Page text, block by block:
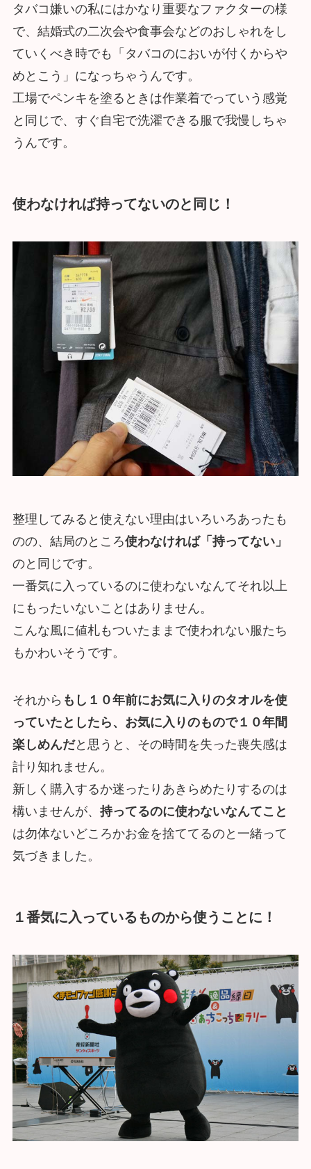
タバコ嫌いの私にはかなり重要なファクターの様
で、結婚式の二次会や食事会などのおしゃれをし
ていくべき時でも「タバコのにおいが付くからや
めとこう」になっちゃうんです。
工場でペンキを塗るときは作業着でっていう感覚
と同じで、すぐ自宅で洗濯できる服で我慢しちゃ
うんです。
使わなければ持ってないのと同じ！
整理してみると使えない理由はいろいろあったも
のの、結局のところ使わなければ「持ってない」
のと同じです。
一番気に入っているのに使わないなんてそれ以上
にもったいないことはありません。
こんな風に値札もついたままで使われない服たち
もかわいそうです。
それから もし１０年前にお気に入りのタオルを使
っていたとしたら、お気に入りのもので１０年間
楽しめんだと思うと、その時間を失った喪失感は
計り知れません。
新しく購入するか迷ったりあきらめたりするのは
構いませんが、 持ってるのに使わないなんてこと
は勿体ないどころかお金を捨ててるのと一緒って
気づきました。
１番気に入っているものから使うことに！